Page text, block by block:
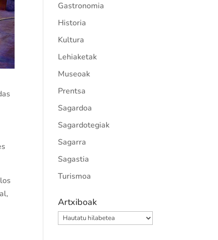
Gastronomia
Historia
Kultura
Lehiaketak
Museoak
Prentsa
Sagardoa
Sagardotegiak
Sagarra
Sagastia
Turismoa
Artxiboak
Artxiboak